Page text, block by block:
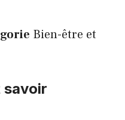
Bien-être et
savoir